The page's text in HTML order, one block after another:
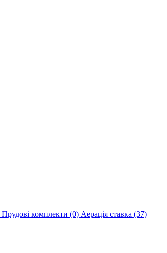
Прудові комплекти (0) Аерація ставка (37)